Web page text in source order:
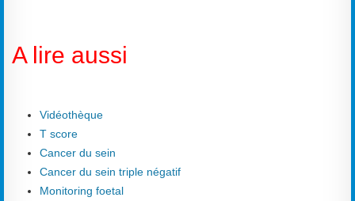
A lire aussi
Vidéothèque
T score
Cancer du sein
Cancer du sein triple négatif
Monitoring foetal